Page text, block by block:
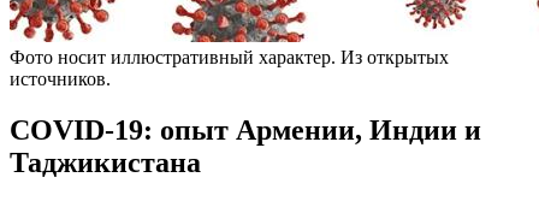
Фото носит иллюстративный характер. Из открытых
источников.
COVID-19: опыт Армении, Индии и
Таджикистана